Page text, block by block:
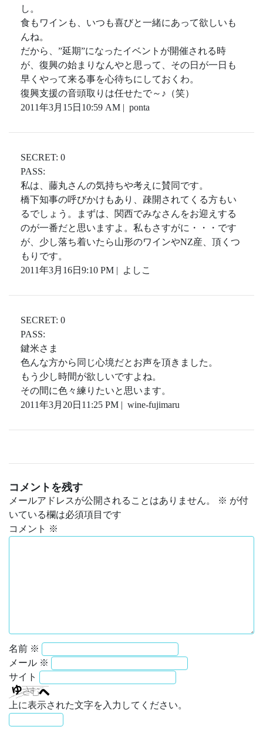
し。
食もワインも、いつも喜びと一緒にあって欲しいも
んね。
だから、”延期”になったイベントが開催される時
が、復興の始まりなんやと思って、その日が一日も
早くやって来る事を心待ちにしておくわ。
復興支援の音頭取りは任せたで～♪（笑）
2011年3月15日10:59 AM | ponta
SECRET: 0
PASS:
私は、藤丸さんの気持ちや考えに賛同です。
橋下知事の呼びかけもあり、疎開されてくる方もい
るでしょう。まずは、関西でみなさんをお迎えする
のが一番だと思いますよ。私もさすがに・・・です
が、少し落ち着いたら山形のワインやNZ産、頂くつ
もりです。
2011年3月16日9:10 PM | よしこ
SECRET: 0
PASS:
鍵米さま
色んな方から同じ心境だとお声を頂きました。
もう少し時間が欲しいですよね。
その間に色々練りたいと思います。
2011年3月20日11:25 PM | wine-fujimaru
コメントを残す
メールアドレスが公開されることはありません。 ※ が付
いている欄は必須項目です
コメント ※
名前 ※
メール ※
サイト
上に表示された文字を入力してください。